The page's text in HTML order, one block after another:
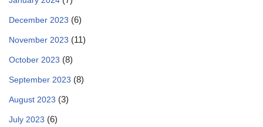
December 2023 (6)
November 2023 (11)
October 2023 (8)
September 2023 (8)
August 2023 (3)
July 2023 (6)